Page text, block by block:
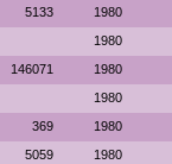
5133 1980
1980
146071 1980
1980
369 1980
5059 1980